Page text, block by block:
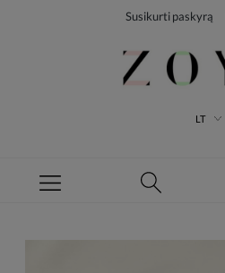
Susikurti paskyrą
LT